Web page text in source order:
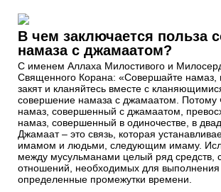
В чем заключается польза
намаза с джамаатом?
С именем Аллаха Милостивого и
Священного Корана: «Совершайте намаз,
закят и кланяйтесь вместе с
совершение намаза с джамаатом. Потому
намаз, совершенный с джамаатом,
намаз, совершенный в одиночестве, в
Джамаат – это связь, которая
имамом и людьми, следующим имаму.
между мусульманами целый ряд средств,
отношений, необходимых для выполнения
определенные промежутки времени.